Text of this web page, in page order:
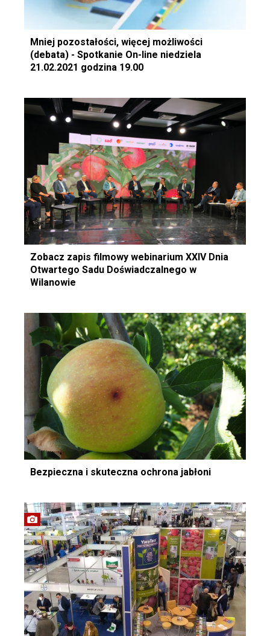
Mniej pozostałości, więcej możliwości
(debata) - Spotkanie On-line niedziela
21.02.2021 godzina 19.00
Zobacz zapis filmowy webinarium XXIV Dnia
Otwartego Sadu Doświadczalnego w
Wilanowie
Bezpieczna i skuteczna ochrona jabłoni